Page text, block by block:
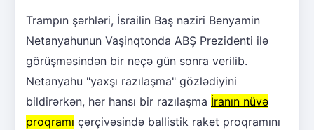
Trampın şərhləri, İsrailin Baş naziri Benyamin
Netanyahunun Vaşinqtonda ABŞ Prezidenti ilə
görüşməsindən bir neçə gün sonra verilib.
Netanyahu "yaxşı razılaşma" gözlədiyini
bildirərkən, hər hansı bir razılaşma İranın nüvə
proqramı çərçivəsində ballistik raket proqramını